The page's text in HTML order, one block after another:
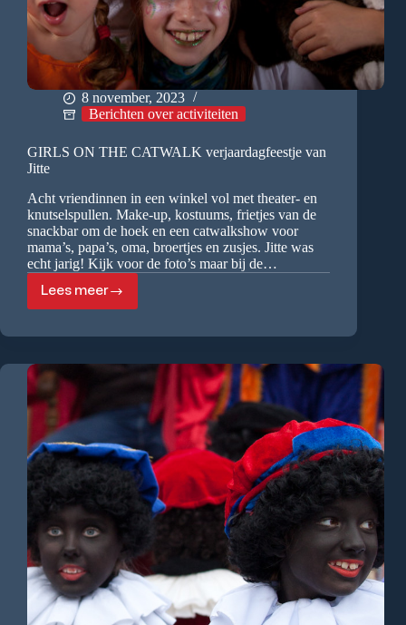
8 november, 2023
Berichten over activiteiten
GIRLS ON THE CATWALK verjaardagfeestje van
Jitte
Acht vriendinnen in een winkel vol met theater- en
knutselspullen. Make-up, kostuums, frietjes van de
snackbar om de hoek en een catwalkshow voor
mama’s, papa’s, oma, broertjes en zusjes. Jitte was
echt jarig! Kijk voor de foto’s maar bij de…
Lees meer
GIRLS
ON
verjaardagfeestje